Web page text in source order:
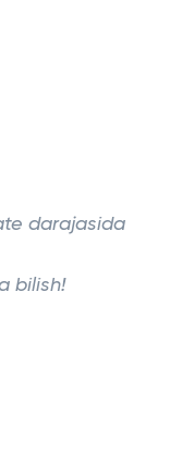
darajasida
bilish!